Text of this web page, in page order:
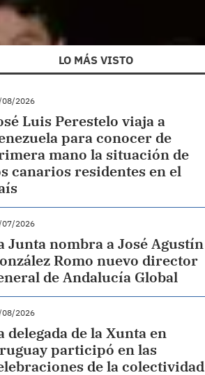
LO MÁS VISTO
08/2026
Luis Perestelo viaja a
para conocer de
mano la situación de
canarios residentes en el
07/2026
Junta nombra a José Agustín
Romo nuevo director
de Andalucía Global
08/2026
delegada de la Xunta en
participó en las
de la colectividad